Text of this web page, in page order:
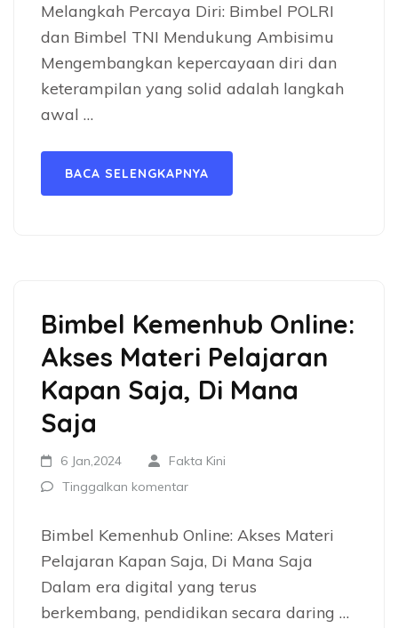
Melangkah Percaya Diri: Bimbel POLRI
dan Bimbel TNI Mendukung Ambisimu
Mengembangkan kepercayaan diri dan
keterampilan yang solid adalah langkah
awal …
BACA SELENGKAPNYA
Bimbel Kemenhub Online:
Akses Materi Pelajaran
Kapan Saja, Di Mana
Saja
6 Jan,2024
Fakta Kini
Tinggalkan komentar
Bimbel Kemenhub Online: Akses Materi
Pelajaran Kapan Saja, Di Mana Saja
Dalam era digital yang terus
berkembang, pendidikan secara daring …